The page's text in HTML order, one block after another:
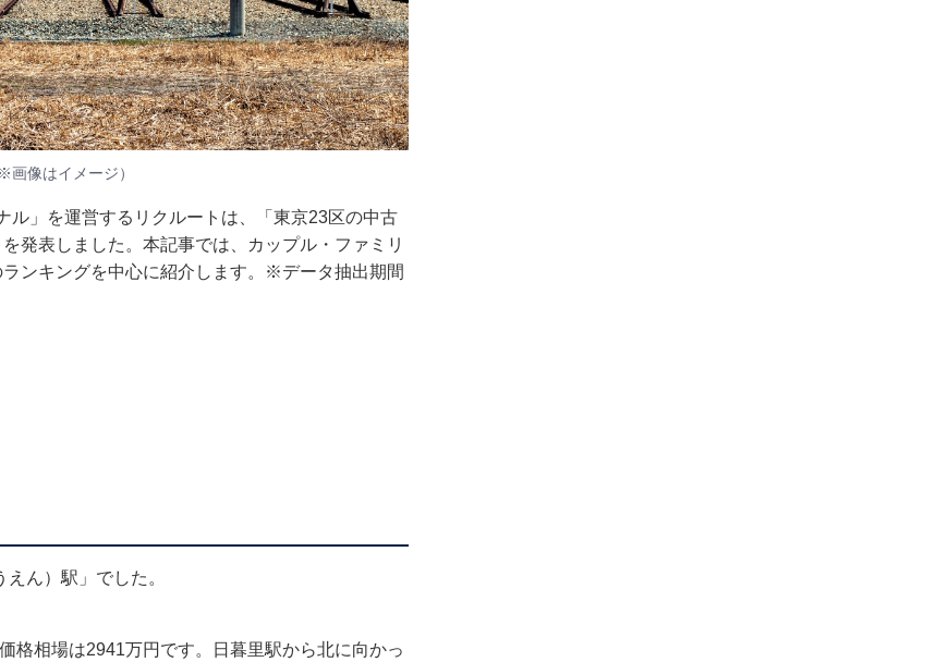
像はイメージ）
」を運営するリクルートは、「東京23区の中古
発表しました。本記事では、カップル・ファミリ
ンキングを中心に紹介します。※データ抽出期間
ん）駅」でした。
格相場は2941万円です。日暮里駅から北に向かっ